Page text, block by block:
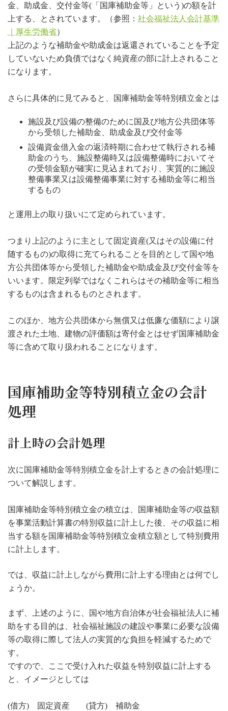
金、助成金、交付金等(「国庫補助金等」という)の額を計
上する、とされています。（参照： 社会福祉法人会計基準
｜厚生労働省）
上記のような補助金や助成金は返還されていることを予定
していないため負債ではなく純資産の部に計上されること
になります。
さらに具体的に見てみると、国庫補助金等特別積立金とは
施設及び設備の整備のために国及び地方公共団体等
から受領した補助金、助成金及び交付金等
設備資金借入金の返済時期に合わせて執行される補
助金のうち、施設整備時又は設備整備時においてそ
の受領金額が確実に見込まれており、実質的に施設
整備事業又は設備整備事業に対する補助金等に相当
するもの
と運用上の取り扱いにて定められています。
つまり上記のように主として固定資産(又はその設備に付
随するもの)の取得に充てられることを目的として国や地
方公共団体等から受領した補助金や助成金及び交付金等を
いいます。限定列挙ではなくこれらはその補助金等に相当
するものは含まれるものとされます。
このほか、地方公共団体から無償又は低廉な価額により譲
渡された土地、建物の評価額は寄付金とはせず国庫補助金
等に含めて取り扱われることになります。
国庫補助金等特別積立金の会計
処理
計上時の会計処理
次に国庫補助金等特別積立金を計上するときの会計処理に
ついて解説します。
国庫補助金等特別積立金の積立は、国庫補助金等の収益額
を事業活動計算書の特別収益に計上した後、その収益に相
当する額を国庫補助金等特別積立金積立額として特別費用
に計上します。
では、収益に計上しながら費用に計上する理由とは何でし
ょうか。
まず、上述のように、国や地方自治体が社会福祉法人に補
助をする目的は、社会福祉施設の建設や事業に必要な設備
等の取得に際して法人の実質的な負担を軽減するためで
す。
ですので、ここで受け入れた収益を特別収益に計上する
と、イメージとしては
(借方) 固定資産 (貸方) 補助金